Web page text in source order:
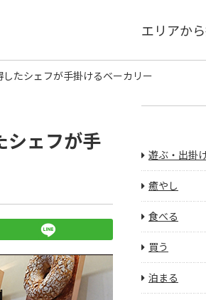
エリアか
たシェフが手掛けるベーカリー
シェフが手
遊ぶ・出掛
癒やし
食べる
買う
泊まる